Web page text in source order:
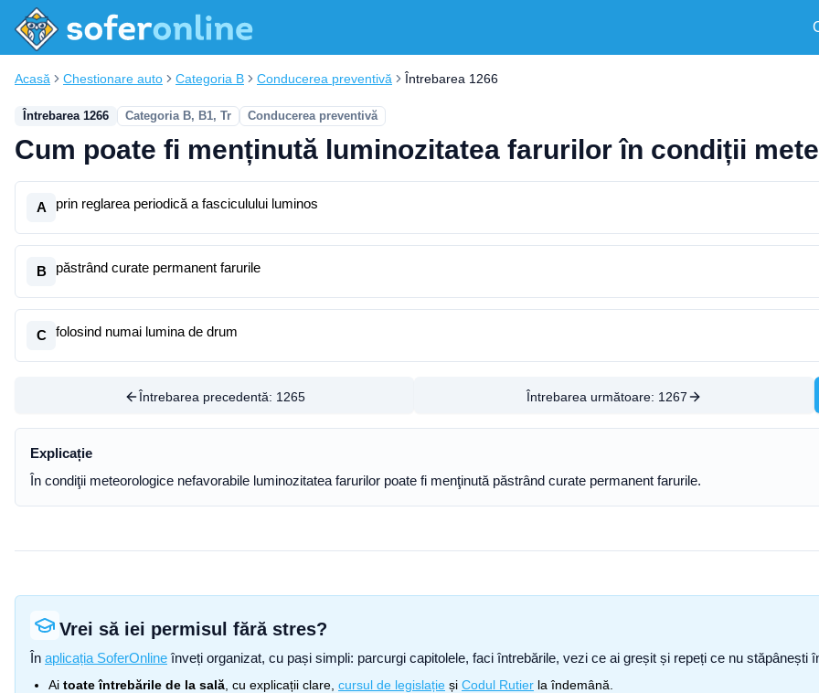
Acasă Chestionare auto Categoria B Conducerea preventivă Întrebarea 1266
Întrebarea 1266 Categoria B, B1, Tr Conducerea preventivă
Cum poate fi menținută luminozitatea farurilor în condiții
A prin reglarea periodică a fasciculului luminos
B păstrând curate permanent farurile
C folosind numai lumina de drum
Întrebarea precedentă: 1265 Întrebarea următoare: 1267
Explicație
În condiţii meteorologice nefavorabile luminozitatea farurilor poate fi menţinută păstrând curate permanent farurile.
Vrei să iei permisul fără stres?
În aplicația SoferOnline înveți organizat, cu pași simpli: parcurgi capitolele, faci întrebările, vezi ce ai greșit și repeți ce nu
Ai toate întrebările de la sală , cu explicații clare, cursul de legislație și Codul Rutier la îndemână.